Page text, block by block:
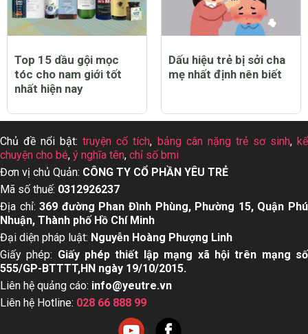
Top 15 dầu gội mọc
tóc cho nam giới tốt
nhất hiện nay
Dấu hiệu trẻ bị sởi cha
mẹ nhất định nên biết
Chủ đề nổi bật:truyện cổ tích, bảng cân nặng trẻ sơ sinh, kể
chuyện cho bé, ý nghĩa tên, chỉ số bmi
Đơn vị chủ Quản: CÔNG TY CỔ PHẦN YÊU TRẺ
Mã số thuế: 0312926237
Địa chỉ:369 đường Phan Đình Phùng, Phường 15, Quận Phú
Nhuận, Thành phố Hồ Chí Minh
Đại diện pháp luật: Nguyễn Hoàng Phượng Linh
Giấy phép: Giấy phép thiết lập mạng xã hội trên mạng số
555/GP-BTTTT,HN ngày 19/10/2015.
Liên hệ quảng cáo: info@yeutre.vn
Liên hệ Hotline: 028 66 888 99